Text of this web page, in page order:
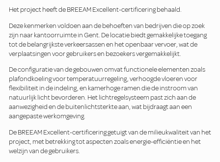
Het project heeft de BREEAM Excellent-certificering behaald.
Deze kenmerken voldoen aan de behoeften van bedrijven die op zoek
zijn naar kantoorruimte in Gent. De locatie biedt gemakkelijke toegang
tot de belangrijkste verkeersassen en het openbaar vervoer, wat de
verplaatsingen voor gebruikers en bezoekers vergemakkelijkt.
De configuratie van de gebouwen omvat functionele elementen zoals
plafondkoeling voor temperatuurregeling, verhoogde vloeren voor
flexibiliteit in de indeling, en kamerhoge ramen die de instroom van
natuurlijk licht bevorderen. Het lichtregelsysteem past zich aan de
aanwezigheid en de buitenlichtsterkte aan, wat bijdraagt aan een
aangepaste werkomgeving.
De BREEAM Excellent-certificering getuigt van de milieukwaliteit van het
project, met betrekking tot aspecten zoals energie-efficiëntie en het
welzijn van de gebruikers.